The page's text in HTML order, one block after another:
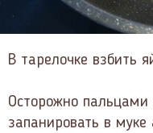
В тарелочке взбить
Осторожно пальцами
запанировать в